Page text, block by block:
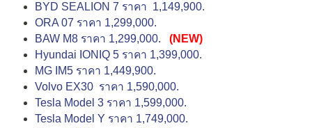
BYD SEALION 7 ราคา 1,149,900.
ORA 07 ราคา 1,299,000.
BAW M8 ราคา 1,299,000.
(NEW)
Hyundai IONIQ 5 ราคา 1,399,000.
MG IM5 ราคา 1,449,900.
Volvo EX30 ราคา 1,590,000.
Tesla Model 3 ราคา 1,599,000.
Tesla Model Y ราคา 1,749,000.